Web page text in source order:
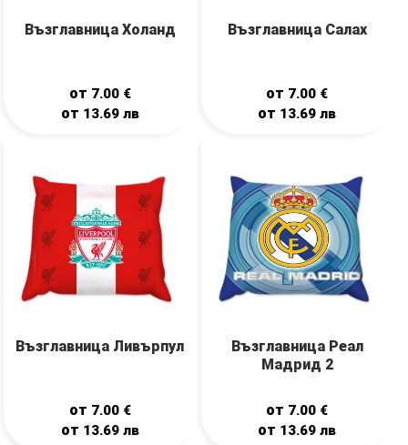
Възглавница Холанд
от 7.00 €
от 13.69 лв
Възглавница Салах
от 7.00 €
от 13.69лв
Възглавница Ливърпул
от 7.00 €
от 13.69 лв
Възглавница Реал
Мадрид 2
от 7.00 €
от 13.69лв